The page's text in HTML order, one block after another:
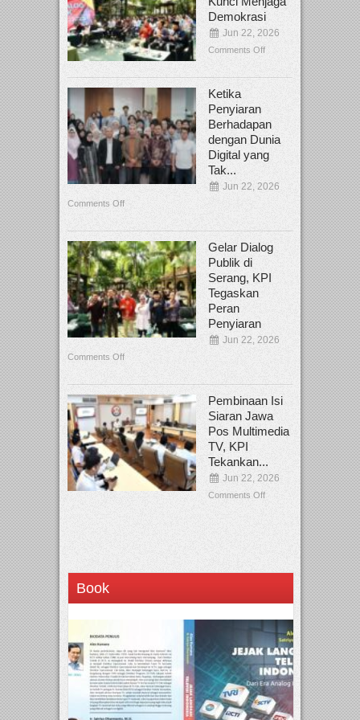
Demokrasi
Jun 22, 2026
Comments Off
Ketika
Penyiaran
Berhadapan
dengan Dunia
Digital yang
Tak...
Jun 22, 2026
Comments Off
Gelar Dialog
Publik di
Serang, KPI
Tegaskan
Peran
Penyiaran
Jun 22, 2026
Comments Off
Pembinaan Isi
Siaran Jawa
Pos Multimedia
TV, KPI
Tekankan...
Jun 22, 2026
Comments Off
Book